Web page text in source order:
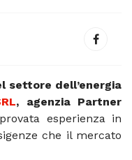
settore dell’energia
, agenzia Partner
esperienza in
che il mercato